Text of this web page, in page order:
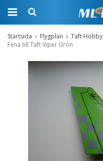
Startsida Flygplan Taft Hobby
Fena till Taft Viper Grön